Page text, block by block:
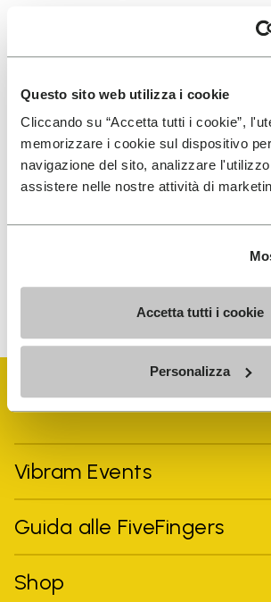
Questo sito web utilizza i cookie
Cliccando su “Accetta tutti i cookie”,
memorizzare i cookie sul dispositivo
navigazione del sito, analizzare
assistere nelle nostre attività di
Accetta tutti i cookie
Personalizza
Ho letto l'Informativa Privacydi
acconsento al trattamento dei
Informativa sulla privacy. È possibile
Vibram Events
Guida alle FiveFingers
Shop